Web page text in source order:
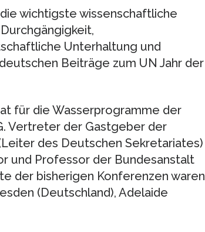
wichtigste wissenschaftliche
Unterhaltung und
Beiträge zum UN Jahr der
für die Wasserprogramme der
Vertreter der Gastgeber der
des Deutschen Sekretariates)
und Professor der Bundesanstalt
der bisherigen Konferenzen waren
(Deutschland), Adelaide